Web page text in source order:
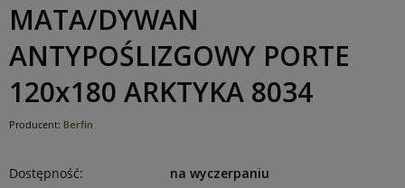
MATA/DYWAN
ANTYPOŚLIZGOWY PORTE
120x180 ARKTYKA 8034
Producent: Berfin
Dostępność:
na wyczerpaniu